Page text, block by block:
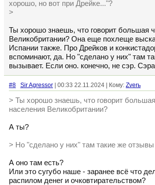
хорошо, но вот при Дрейке..."?
>
Ты хорошо знаешь, что говорит большая
Великобритании? Она еще похлеще
Испании также. Про Дрейков и
вспоминают, да. Но "сделано у них" там
вызывает. Если оно. конечно, не сэр.
#8 Sir Agressor | 00:33 22.11.2024 | Кому: Zverь
> Ты хорошо знаешь, что говорит
населения Великобритании?
А ты?
> Но "сделано у них" там такие же
А оно там есть?
Или это сугубо наше - заранее всё что
распилом денег и очковтирательством?